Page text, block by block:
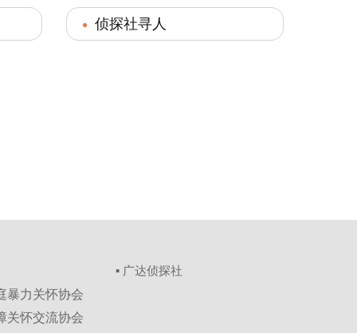
侦探社寻人
▪ 广达侦探社
暴力关怀协会
关怀交流协会